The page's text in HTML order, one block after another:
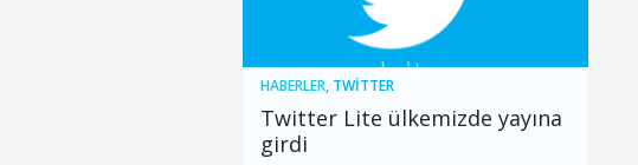
HABERLER, TWITTER
Twitter Lite ülkemizde yayına
girdi